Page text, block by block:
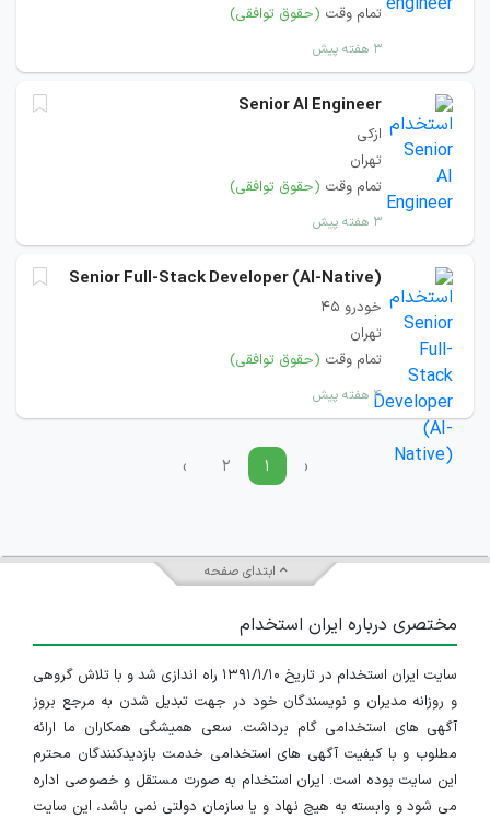
تمام وقت (حقوق توافقی)
۳ هفته پیش
Senior AI Engineer
ازکی
تهران
تمام وقت (حقوق توافقی)
۳ هفته پیش
Senior Full-Stack Developer (AI-Native)
خودرو 45
تهران
تمام وقت (حقوق توافقی)
۴ هفته پیش
‹ ۱ ۲ ›
ابتدای صفحه
مختصری درباره ایران استخدام
سایت ایران استخدام در تاریخ ۱۳۹۱/۱/۱۰ راه اندازی شد و با تلاش گروهی
و روزانه مدیران و نویسندگان خود در جهت تبدیل شدن به مرجع بروز
آگهی های استخدامی گام برداشت. سعی همیشگی همکاران ما ارائه
مطلوب و با کیفیت آگهی های استخدامی خدمت بازدیدکنندگان محترم
این سایت بوده است. ایران استخدام به صورت مستقل و خصوصی اداره
می شود و وابسته به هیچ نهاد و یا سازمان دولتی نمی باشد، این سایت